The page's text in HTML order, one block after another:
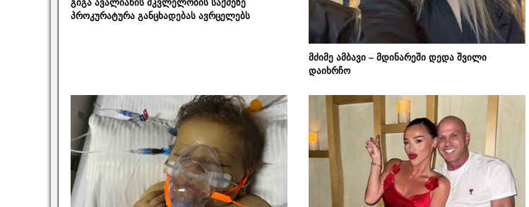
გიგა ავალიანის მკვლელობის საქმეზე
პროკურატურა განცხადებას ავრცელებს
მძიმე ამბავი – მდინარეში დედა შვილი
დაიხრჩო